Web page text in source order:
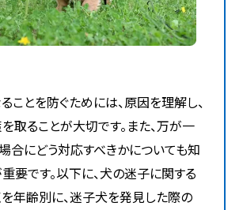
ことを防ぐためには、原因を理解し、
取ることが大切です。また、万が一
合にどう対応すべきかについても知
重要です。以下に、犬の迷子に関する
年齢別に、迷子犬を発見した際の